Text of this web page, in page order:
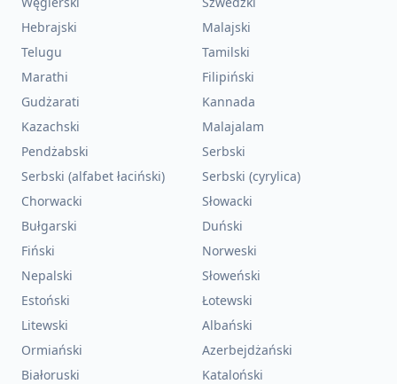
Hebrajski
Malajski
Telugu
Tamilski
Marathi
Filipiński
Gudżarati
Kannada
Kazachski
Malajalam
Pendżabski
Serbski
Serbski (alfabet łaciński)
Serbski (cyrylica)
Chorwacki
Słowacki
Bułgarski
Duński
Fiński
Norweski
Nepalski
Słoweński
Estoński
Łotewski
Litewski
Albański
Ormiański
Azerbejdżański
Białoruski
Kataloński